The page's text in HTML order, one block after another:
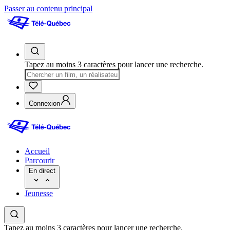
Passer au contenu principal
Tapez au moins 3 caractères pour lancer une recherche.
Connexion
Accueil
Parcourir
En direct
Jeunesse
Tapez au moins 3 caractères pour lancer une recherche.